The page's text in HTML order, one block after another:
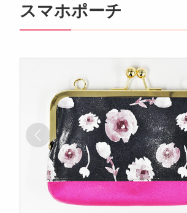
製作実績
お問い合わせ
スマホポーチ